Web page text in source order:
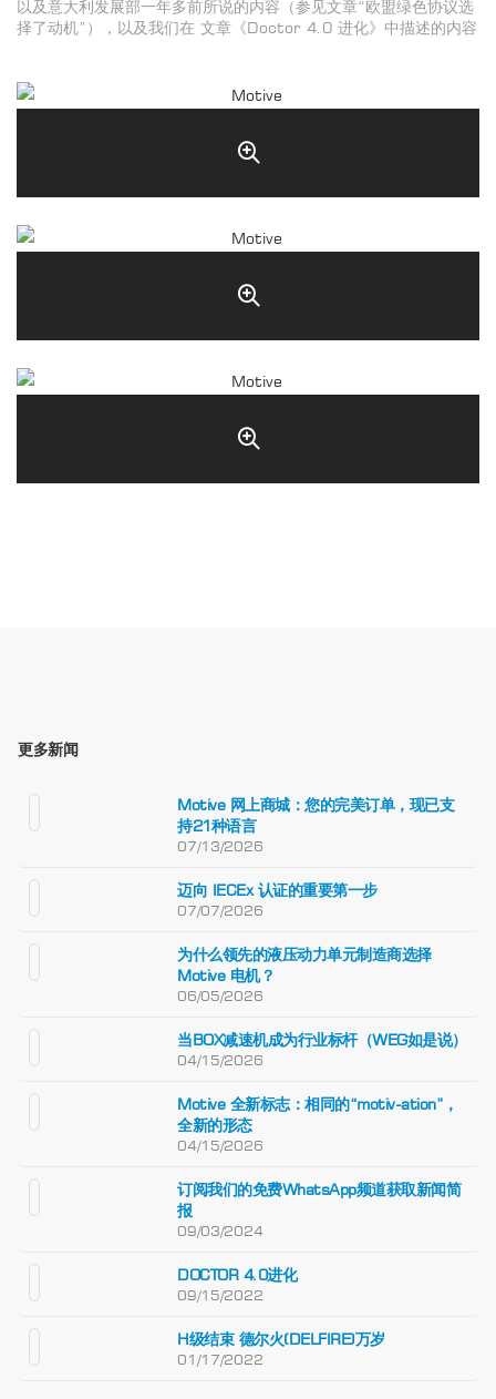
以及意大利发展部一年多前所说的内容（参见文章“欧盟绿色协议选
择了动机”），以及我们在 文章《Doctor 4.0 进化》中描述的内容
更多新闻
Motive 网上商城：您的完美订单，现已支
持21种语言
07/13/2026
迈向 IECEx 认证的重要第一步
07/07/2026
为什么领先的液压动力单元制造商选择
Motive 电机？
06/05/2026
当BOX减速机成为行业标杆（WEG如是说）
04/15/2026
Motive 全新标志：相同的“motiv-ation”，
全新的形态
04/15/2026
订阅我们的免费WhatsApp频道获取新闻简
报
09/03/2024
DOCTOR 4.0进化
09/15/2022
H级结束 德尔火(DELFIRE)万岁
01/17/2022